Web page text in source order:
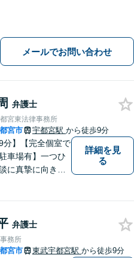
い【駐車場あり】【当日・夜間・
対応】メールでお問い合わせ
弁護士
宮東法律事務所
宮市 宇都宮駅 から徒歩9分
分】【完全個室で
車場有】一つひ
に真摯に向き合
。 まずはお気軽
さい。
詳細を見
る
弁護士
務所
宮市 東武宇都宮駅 から徒歩9分